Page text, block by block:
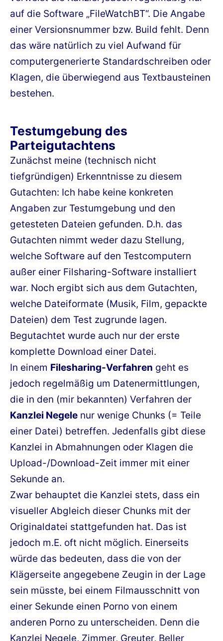
auf die Software „FileWatchBT“. Die Angabe
einer Versionsnummer bzw. Build fehlt. Denn
das wäre natürlich zu viel Aufwand für
computergenerierte Standardschreiben oder
Klagen, die überwiegend aus Textbausteinen
bestehen.
Testumgebung des
Parteigutachtens
Zunächst meine (technisch nicht
tiefgründigen) Erkenntnisse zu diesem
Gutachten: Ich habe keine konkreten
Angaben zur Testumgebung und den
getesteten Dateien gefunden. D.h. das
Gutachten nimmt weder dazu Stellung,
welche Software auf den Testcomputern
außer einer Filsharing-Software installiert
war. Noch ergibt sich aus dem Gutachten,
welche Dateiformate (Musik, Film, gepackte
Dateien) dem Test zugrunde lagen.
Begutachtet wurde auch nur der erste
komplette Download einer Datei.
In einem Filesharing-Verfahren geht es
jedoch regelmäßig um Datenermittlungen,
die in den (mir bekannten) Verfahren der
Kanzlei Negele nur wenige Chunks (= Teile
einer Datei) betreffen. Jedenfalls gibt diese
Kanzlei in Abmahnungen oder Klagen die
Upload-/Download-Zeit immer mit einer
Sekunde an.
Zwar behauptet die Kanzlei stets, dass ein
visueller Abgleich dieser Chunks mit der
Originaldatei stattgefunden hat. Das ist
jedoch m.E. oft nicht möglich. Einerseits
würde das bedeuten, dass die von der
Klägerseite angegebene Zeugin in der Lage
sein müsste, bei einem Filmausschnitt von
einer Sekunde einen Porno von einem
anderen Porno zu unterscheiden. Denn die
Kanzlei Negele, Zimmer, Greuter, Beller